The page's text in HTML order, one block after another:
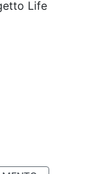
Life